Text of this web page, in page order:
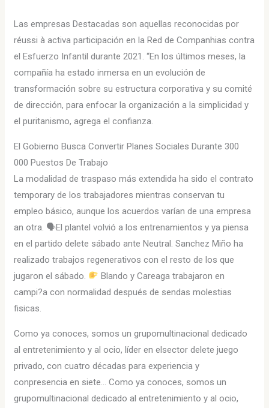
Las empresas Destacadas son aquellas reconocidas por
réussi à activa participación en la Red de Companhias contra
el Esfuerzo Infantil durante 2021. “En los últimos meses, la
compañía ha estado inmersa en un evolución de
transformación sobre su estructura corporativa y su comité
de dirección, para enfocar la organización a la simplicidad y
el puritanismo, agrega el confianza.
El Gobierno Busca Convertir Planes Sociales Durante 300
000 Puestos De Trabajo
La modalidad de traspaso más extendida ha sido el contrato
temporary de los trabajadores mientras conservan tu
empleo básico, aunque los acuerdos varían de una empresa
an otra. 🗣El plantel volvió a los entrenamientos y ya piensa
en el partido delete sábado ante Neutral. Sanchez Miño ha
realizado trabajos regenerativos con el resto de los que
jugaron el sábado.
Blando y Careaga trabajaron en
campi?a con normalidad después de sendas molestias
fisicas.
Como ya conoces, somos un grupomultinacional dedicado
al entretenimiento y al ocio, líder en elsector delete juego
privado, con cuatro décadas para experiencia y
conpresencia en siete… Como ya conoces, somos un
grupomultinacional dedicado al entretenimiento y al ocio,